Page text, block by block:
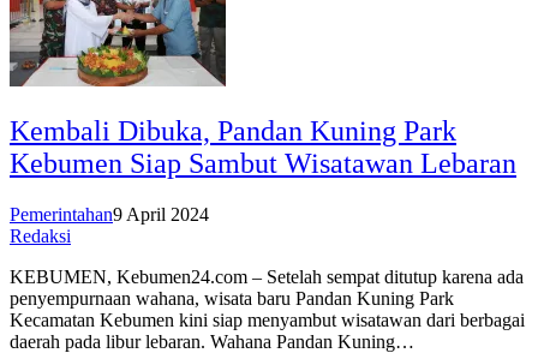
Kembali Dibuka, Pandan Kuning Park
Kebumen Siap Sambut Wisatawan Lebaran
Pemerintahan9 April 2024
Redaksi
KEBUMEN, Kebumen24.com – Setelah sempat ditutup karena ada
penyempurnaan wahana, wisata baru Pandan Kuning Park
Kecamatan Kebumen kini siap menyambut wisatawan dari berbagai
daerah pada libur lebaran. Wahana Pandan Kuning…